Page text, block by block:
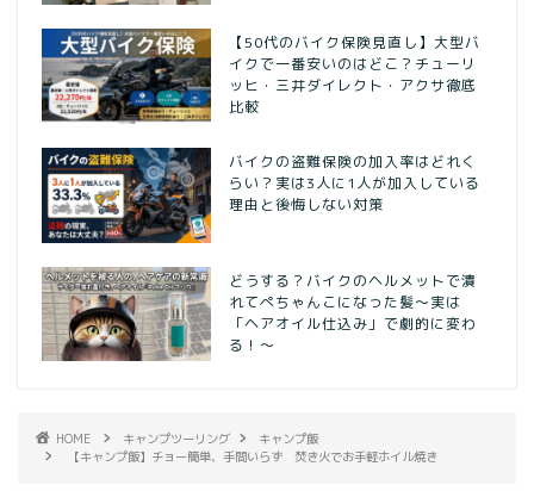
【50代のバイク保険見直し】大型バ
イクで一番安いのはどこ？チューリ
ッヒ・三井ダイレクト・アクサ徹底
比較
バイクの盗難保険の加入率はどれく
らい？実は3人に1人が加入している
理由と後悔しない対策
どうする？バイクのヘルメットで潰
れてぺちゃんこになった髪〜実は
「ヘアオイル仕込み」で劇的に変わ
る！〜
HOME キャンプツーリング
キャンプ飯
【キャンプ飯】チョー簡単、手間いらず 焚き火でお手軽ホイル焼き